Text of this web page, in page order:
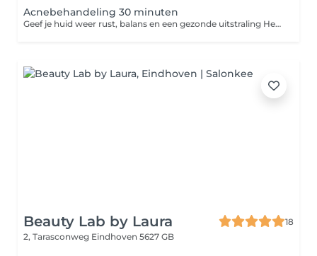
Acnebehandeling 30 minuten
Geef je huid weer rust, balans en een gezonde uitstraling Heb je last van puistjes, mee-eters, een vette huid of verstopte poriën? Deze professionele acnebehandeling is speciaal ontwikkeld om de huid diep te reinigen, onzuiverheden te verminderen en nieuwe ontstekingen te helpen voorkomen. Wat kun je verwachten? Uitgebreide huidanalyse Reiniging van de huid Dieptereinigende exfoliatie afgestemd op jouw huidtype Verweken van onzuiverheden Verwijderen van mee-eters en verstoppingen Kalmerende en verzorgende producten afgestemd op de acnegevoelige huid Persoonlijk huidadvies op maat Resultaat Diep gereinigde huid Minder mee-eters en onzuiverheden Verfijnde poriën Frissere en egalere uitstraling Professioneel advies voor thuisverzorging Voor het beste resultaat adviseren wij een behandeltraject in combinatie met de juiste huidverzorgingsproducten voor thuis.
Beauty Lab by Laura
18
2, Tarasconweg Eindhoven 5627 GB